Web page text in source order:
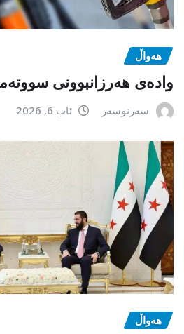
هەواڵ
وادەی هەرزانبوونی
سەرنوسەر ئاب 6, 2026
هەواڵ